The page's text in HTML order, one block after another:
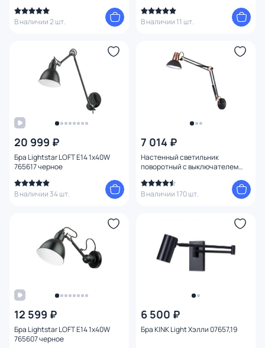
В наличии 2 шт.
В наличии 11 шт.
20 999 ₽
Бра Lightstar LOFT E14 1х40W
765617 черное
В наличии 34 шт.
7 014 ₽
Настенный светильник
поворотный с выключателем
В наличии 170 шт.
12 599 ₽
Бра Lightstar LOFT E14 1х40W
765607 черное
6 500 ₽
Бра KINK Light Хэлли 07657,19